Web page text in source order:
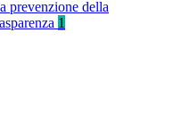
prevenzione della
1